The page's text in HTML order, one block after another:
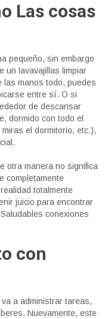
Las cosas
pequeño, sin embargo
un lavavajillas limpiar
las manos todo, puedes
entre sí. O si
de descansar
dormido con todo el
el dormitorio, etc.),
otra manera no significa
completamente
totalmente
juicio para encontrar
conexiones
con
a administrar tareas,
Nuevamente, este